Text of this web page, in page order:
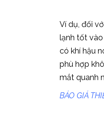
Ví dụ, đối
lạnh tốt vào
có khí hậu
phù hợp
mắt quanh
BÁO GIÁ